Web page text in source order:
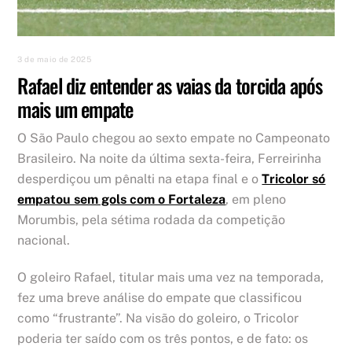
3 de maio de 2025
Rafael diz entender as vaias da torcida após
mais um empate
O São Paulo chegou ao sexto empate no Campeonato
Brasileiro. Na noite da última sexta-feira, Ferreirinha
desperdiçou um pênalti na etapa final e oTricolor só
empatou sem gols com o Fortaleza, em pleno
Morumbis, pela sétima rodada da competição
nacional.
O goleiro Rafael, titular mais uma vez na temporada,
fez uma breve análise do empate que classificou
como “frustrante”. Na visão do goleiro, o Tricolor
poderia ter saído com os três pontos, e de fato: os